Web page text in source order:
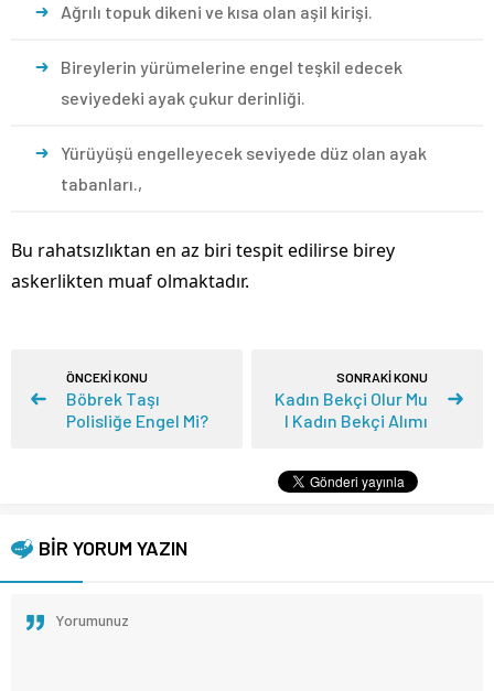
Ağrılı topuk dikeni ve kısa olan aşil kirişi.
Bireylerin yürümelerine engel teşkil edecek
seviyedeki ayak çukur derinliği.
Yürüyüşü engelleyecek seviyede düz olan ayak
tabanları.,
Bu rahatsızlıktan en az biri tespit edilirse birey
askerlikten muaf olmaktadır.
ÖNCEKİ KONU
Böbrek Taşı
Polisliğe Engel Mi?
SONRAKİ KONU
Kadın Bekçi Olur Mu
I Kadın Bekçi Alımı
BİR YORUM YAZIN